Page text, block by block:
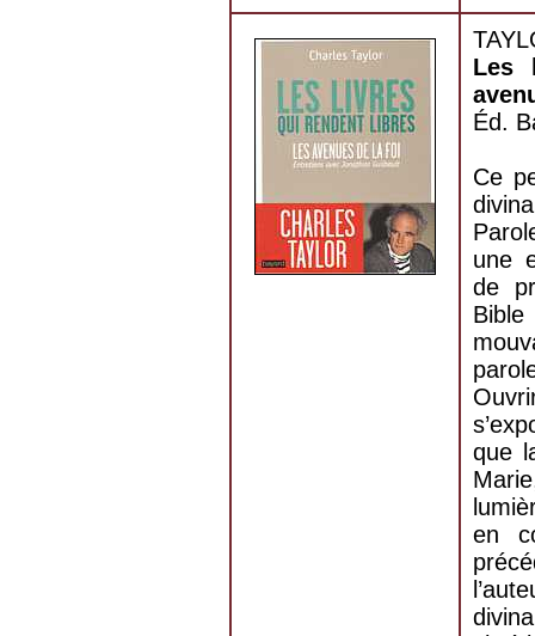
Les
Éd.
Ce
une
de
que
en